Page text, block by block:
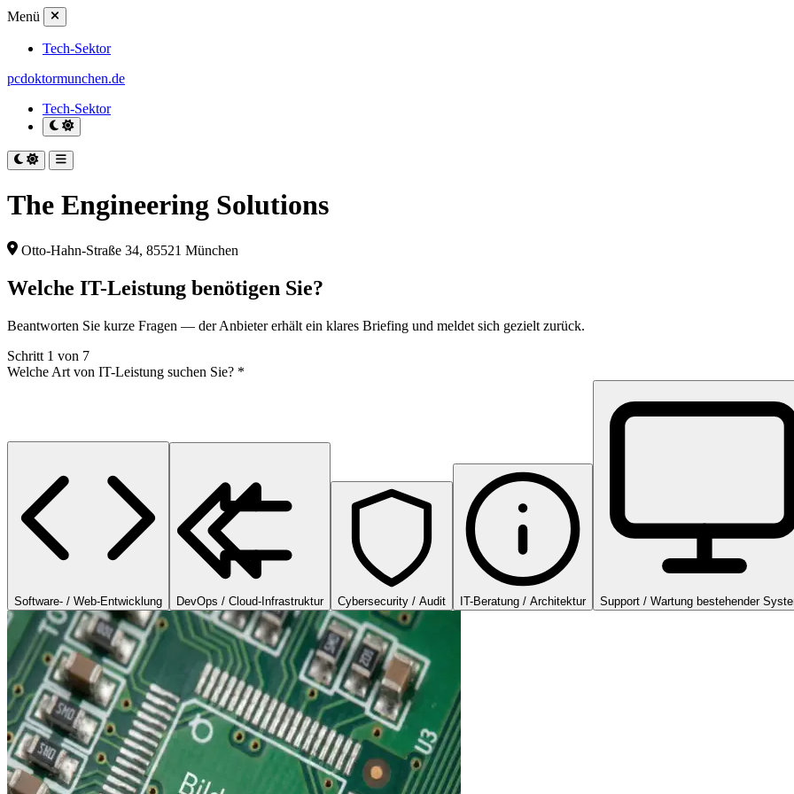
Menü
Tech-Sektor
pcdoktormunchen.de
Tech-Sektor
The Engineering Solutions
Otto-Hahn-Straße 34, 85521 München
Welche IT-Leistung benötigen Sie?
Beantworten Sie kurze Fragen — der Anbieter erhält ein klares Briefing und meldet sich gezielt zurück.
Schritt 1 von 7
Welche Art von IT-Leistung suchen Sie? *
Software- / Web-Entwicklung DevOps / Cloud-Infrastruktur Cybersecurity / Audit IT-Beratung / Architektur Support / Wartung bestehender